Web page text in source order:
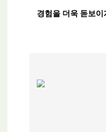
경험을 더욱 돋보